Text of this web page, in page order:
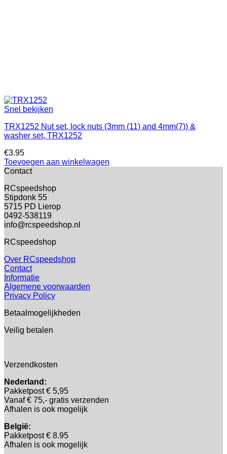
Snel bekijken
TRX1252 Nut set, lock nuts (3mm (11) and 4mm(7)) &
washer set, TRX1252
€3.95
Toevoegen aan winkelwagen
Contact
RCspeedshop
Stipdonk 55
5715 PD Lierop
0492-538119
info@rcspeedshop.nl
RCspeedshop
Over RCspeedshop
Contact
Informatie
Algemene voorwaarden
Privacy Policy
Betaalmogelijkheden
Veilig betalen
Verzendkosten
Nederland:
Pakketpost € 5,95
Vanaf € 75,- gratis verzenden
Afhalen is ook mogelijk
België:
Pakketpost € 8.95
Afhalen is ook mogelijk